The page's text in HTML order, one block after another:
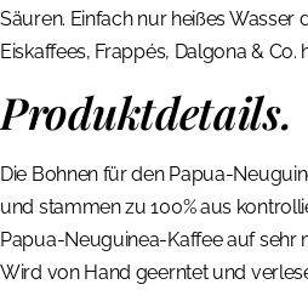
Säuren. Einfach nur heißes
Eiskaffees, Frappés, Dalgona &
Produktdetails.
Die Bohnen für den Papua-
und stammen zu 100% aus
Papua-Neuguinea-Kaffee auf sehr
Wird von Hand geerntet und